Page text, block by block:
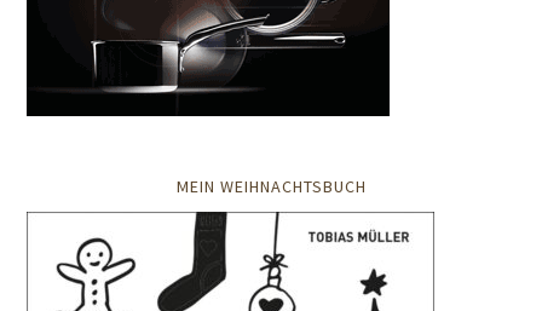
MEIN WEIHNACHTSBUCH